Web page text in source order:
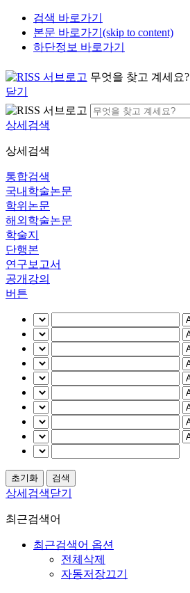
검색 바로가기
본문 바로가기(skip to content)
하단정보 바로가기
무엇을 찾고 계세요?
닫기
상세검색
상세검색
통합검색
국내학술논문
학위논문
해외학술논문
학술지
단행본
연구보고서
공개강의
버튼
상세검색닫기
최근검색어
최근검색어 옵션
전체삭제
자동저장끄기